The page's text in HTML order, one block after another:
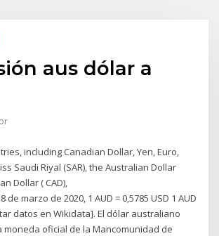
aus dólar a
including Canadian Dollar, Yen, Euro,
Saudi Riyal (SAR), the Australian Dollar
Dollar ( CAD),
de marzo de 2020, 1 AUD = 0,5785 USD 1 AUD
datos en Wikidata]. El dólar australiano
moneda oficial de la Mancomunidad de